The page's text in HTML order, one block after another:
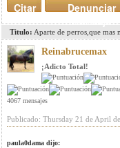
Denunciar
mensaje
Citar
Titulo: Aparte de perros,que mas
Reinabrucemax
¡Adicto Total!
4067 mensajes
Publicado: Thursday 21 de April
paula0dama dijo: